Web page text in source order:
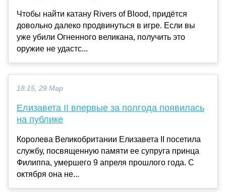
Чтобы найти катану Rivers of Blood, придётся
довольно далеко продвинуться в игре. Если вы
уже убили Огненного великана, получить это
оружие не удастс...
18:15, 29 Мар
Елизавета II впервые за полгода появилась
на публике
Королева Великобритании Елизавета II посетила
службу, посвященную памяти ее супруга принца
Филиппа, умершего 9 апреля прошлого года. С
октября она не...